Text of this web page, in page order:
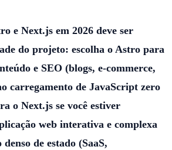
e Next.js em 2026 deve ser
do projeto: escolha o Astro para
e SEO (blogs, e-commerce,
carregamento de JavaScript zero
o Next.js se você estiver
web interativa e complexa
de estado (SaaS,